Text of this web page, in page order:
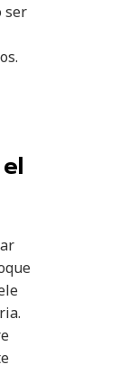
ser